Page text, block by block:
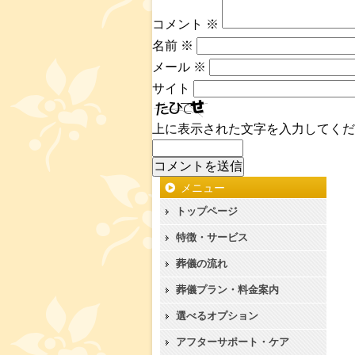
コメント ※
名前 ※
メール ※
サイト
上に表示された文字を入力してく
メニュー
トップページ
特徴・サービス
葬儀の流れ
葬儀プラン・料金案内
選べるオプション
アフターサポート・ケア